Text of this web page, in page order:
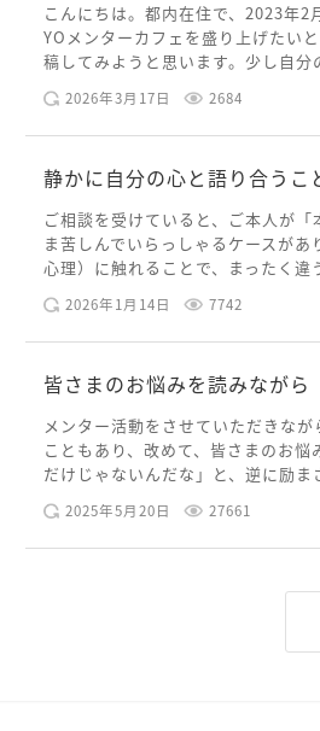
こんにちは。都内在住で、2023年
YOメンターカフェを盛り上げたい
稿してみようと思います。少し自
2026年3月17日 2684
静かに自分の心と語り合うこ
ご相談を受けていると、ご本人が
ま苦しんでいらっしゃるケースが
心理）に触れることで、まったく
2026年1月14日 7742
皆さまのお悩みを読みながら
メンター活動をさせていただきな
こともあり、改めて、皆さまのお
だけじゃないんだな」と、逆に励
2025年5月20日 27661